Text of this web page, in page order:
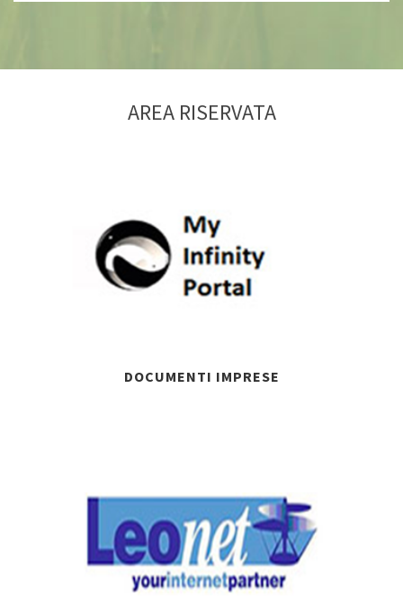
AREA RISERVATA
DOCUMENTI IMPRESE